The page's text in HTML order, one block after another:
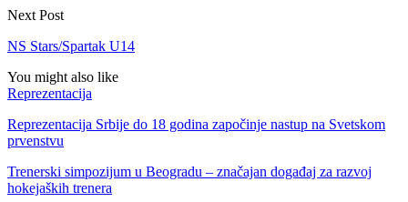
Next Post
NS Stars/Spartak U14
You might also like
Reprezentacija
Reprezentacija Srbije do 18 godina započinje nastup na Svetskom
prvenstvu
Trenerski simpozijum u Beogradu – značajan događaj za razvoj
hokejaških trenera